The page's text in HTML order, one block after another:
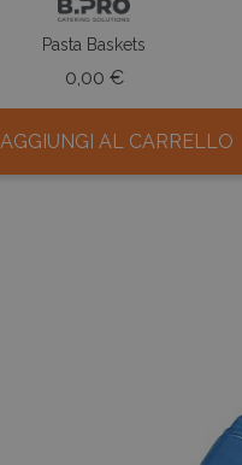
Pasta Baskets
0,00 €Prezzo
AGGIUNGI AL CARRELLO